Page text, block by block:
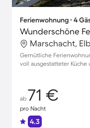
Ferienwohnung ∙ 4
Marschacht,
Gemütliche
voll ausgestatteter
ab 71 €
pro Nacht
4.3